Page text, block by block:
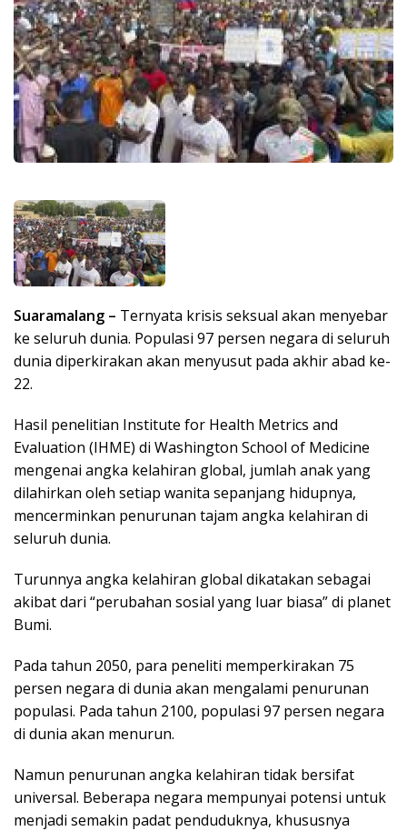
Suaramalang – Ternyata krisis seksual akan menyebar
ke seluruh dunia. Populasi 97 persen negara di seluruh
dunia diperkirakan akan menyusut pada akhir abad ke-
22.
Hasil penelitian Institute for Health Metrics and
Evaluation (IHME) di Washington School of Medicine
mengenai angka kelahiran global, jumlah anak yang
dilahirkan oleh setiap wanita sepanjang hidupnya,
mencerminkan penurunan tajam angka kelahiran di
seluruh dunia.
Turunnya angka kelahiran global dikatakan sebagai
akibat dari “perubahan sosial yang luar biasa” di planet
Bumi.
Pada tahun 2050, para peneliti memperkirakan 75
persen negara di dunia akan mengalami penurunan
populasi. Pada tahun 2100, populasi 97 persen negara
di dunia akan menurun.
Namun penurunan angka kelahiran tidak bersifat
universal. Beberapa negara mempunyai potensi untuk
menjadi semakin padat penduduknya, khususnya